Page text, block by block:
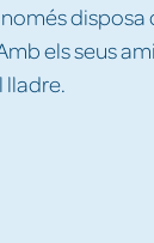
disposa
els seus
lladre.